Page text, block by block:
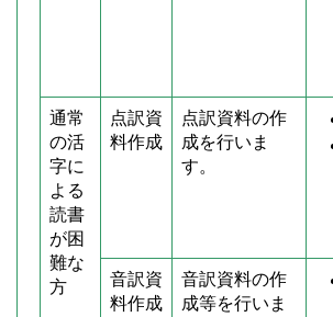
通常
の活
字に
よる
読書
が困
難な
方
点訳資
料作成
点訳資料の作
成を行いま
す。
音訳資
料作成
音訳資料の作
成等を行いま